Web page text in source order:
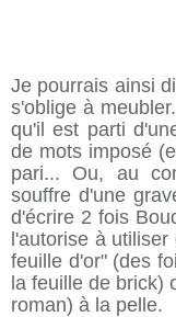
Je pourrais ainsi
s'oblige à
qu'il est parti
de mots imposé
pari... Ou, au
souffre d'une
d'écrire 2 fois
l'autorise à
feuille d'or" (des
la feuille de brick)
roman) à la pelle.